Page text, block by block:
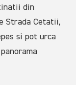
din
Strada Cetatii,
si pot urca